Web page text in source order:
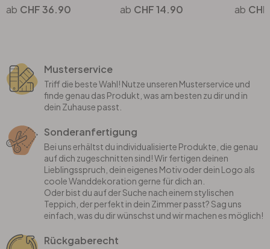
CHF 36.90
CHF 14.90
Musterservice
Triff die beste Wahl! Nutze unseren Musterservice und
finde genau das Produkt, was am besten zu dir und in
dein Zuhause passt.
Sonderanfertigung
Bei uns erhältst du individualisierte Produkte, die genau
auf dich zugeschnitten sind! Wir fertigen deinen
Lieblingsspruch, dein eigenes Motiv oder dein Logo als
coole Wanddekoration gerne für dich an.
Oder bist du auf der Suche nach einem stylischen
Teppich, der perfekt in dein Zimmer passt? Sag uns
einfach, was du dir wünschst und wir machen es möglich!
Rückgaberecht